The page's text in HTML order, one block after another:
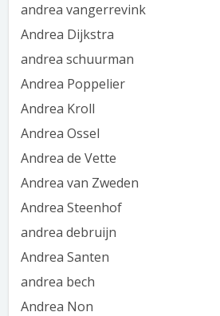
andrea vangerrevink
Andrea Dijkstra
andrea schuurman
Andrea Poppelier
Andrea Kroll
Andrea Ossel
Andrea de Vette
Andrea van Zweden
Andrea Steenhof
andrea debruijn
Andrea Santen
andrea bech
Andrea Non